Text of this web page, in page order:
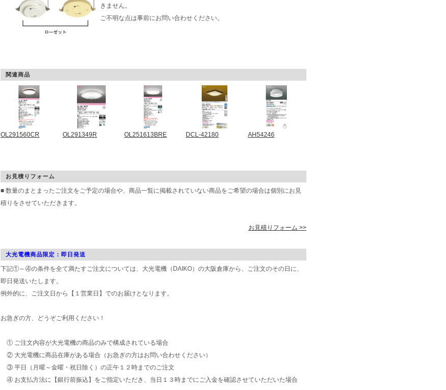
きません。
ご不明な点は事前にお問い合わせください。
関連商品
OL291560CR OL291349R OL251613BRE DCL-42180 AH54246
お見積りフォーム
■ 数量のまとまったご注文をご予定の場合や、商品一覧に掲載されていない商品をご希望の場合は個別にお見
積りをさせていただきます。
お見積りフォーム >>
大光電機商品限定：即日発送
下記①～④の条件を全て満たすご注文については、大光電機（DAIKO）の大阪倉庫から、ご注文のその日に、
即日発送いたします。
例外的に、ご注文日から【１営業日】でのお届けとなります。
お急ぎの方、どうぞご利用ください！
① ご注文内容が大光電機の商品のみで構成されている場合
② 大光電機に商品在庫がある場合（お急ぎの方はお問い合わせください）
③ 平日（月曜～金曜・祝日除く）の正午１２時までのご注文
④ お支払方法に【銀行前振込】をご指定いただき、当日１３時までにご入金を確認させていただいた場合